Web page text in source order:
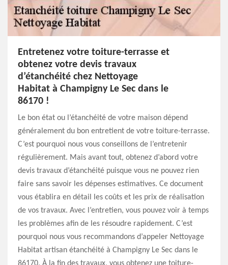
Entretenez votre toiture-terrasse et
obtenez votre devis travaux
d’étanchéité chez Nettoyage
Habitat à Champigny Le Sec dans le
86170 !
Le bon état ou l’étanchéité de votre maison dépend
généralement du bon entretient de votre toiture-terrasse.
C’est pourquoi nous vous conseillons de l’entretenir
régulièrement. Mais avant tout, obtenez d’abord votre
devis travaux d’étanchéité puisque vous ne pouvez rien
faire sans savoir les dépenses estimatives. Ce document
vous établira en détail les coûts et les prix de réalisation
de vos travaux. Avec l’entretien, vous pouvez voir à temps
les problèmes afin de les résoudre rapidement. C’est
pourquoi nous vous recommandons d’appeler Nettoyage
Habitat artisan étanchéité à Champigny Le Sec dans le